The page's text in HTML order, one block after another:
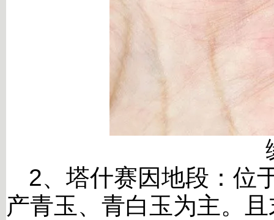
2、塔什赛因地段：位
产青玉、青白玉为主。